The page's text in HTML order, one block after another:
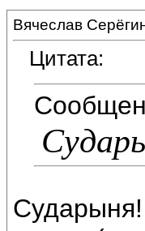
Вячеслав
Цитата: